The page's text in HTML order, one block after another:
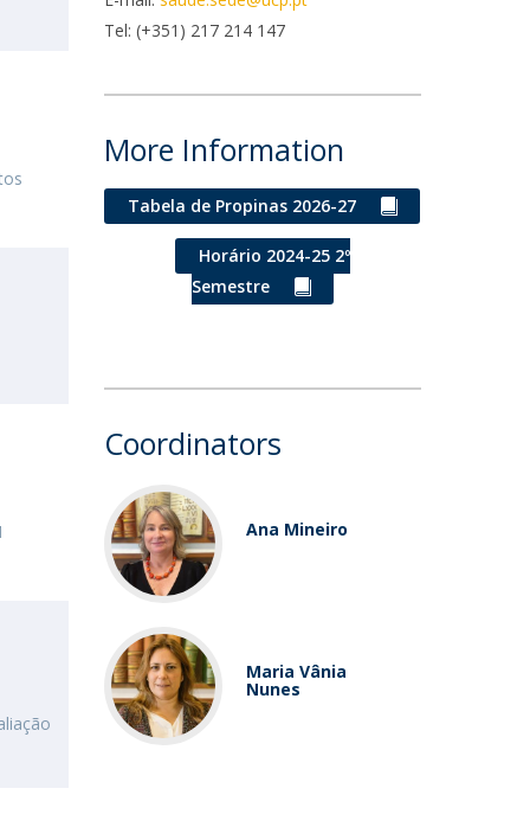
Transform4Europe
Tel: (+351) 217 214 147
More Information
Tabela de Propinas 2026-27
Horário 2024-25 2º
Semestre
Coordinators
Ana Mineiro
Maria Vânia
Nunes